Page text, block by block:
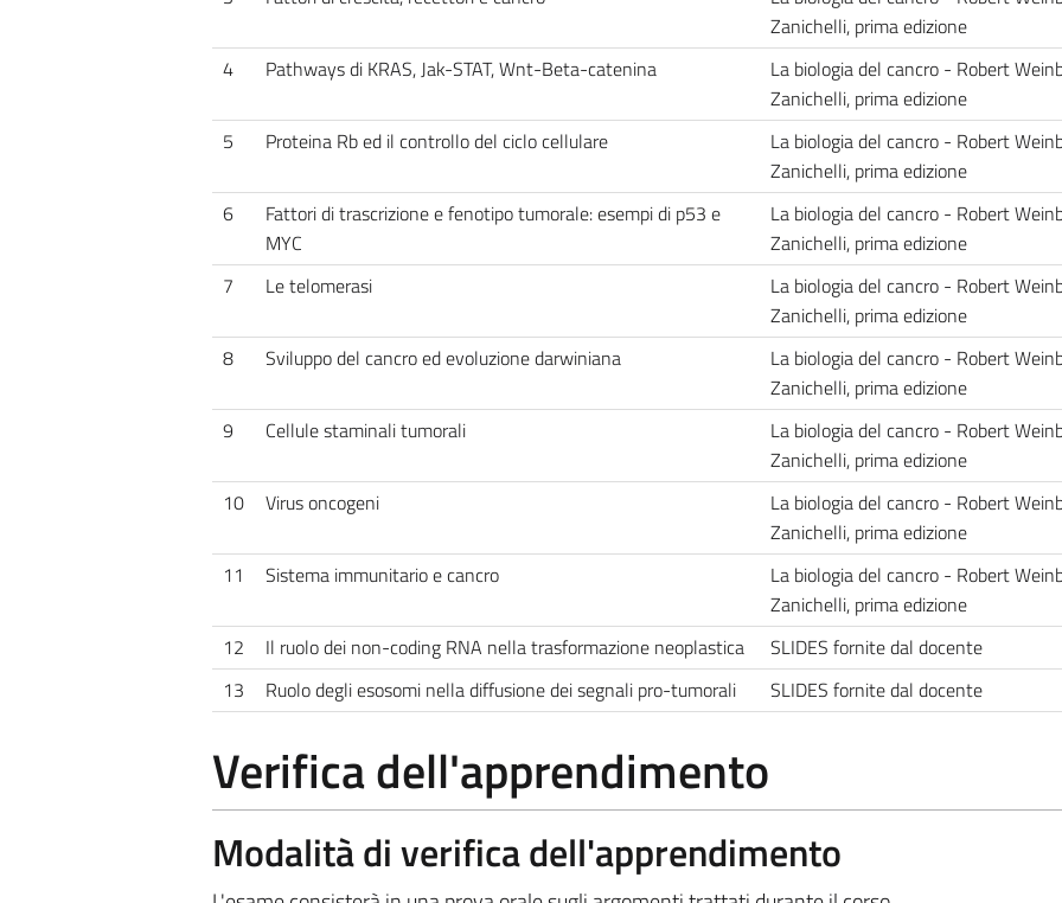
Zanichelli, prima edizione
4
Pathways di KRAS, Jak-STAT, Wnt-Beta-catenina
La biologia del cancro - Robert
Zanichelli, prima edizione
5
Proteina Rb ed il controllo del ciclo cellulare
La biologia del cancro - Robert
Zanichelli, prima edizione
6
Fattori di trascrizione e fenotipo tumorale: esempi di p53 e
MYC
La biologia del cancro - Robert
Zanichelli, prima edizione
7
Le telomerasi
La biologia del cancro - Robert
Zanichelli, prima edizione
8
Sviluppo del cancro ed evoluzione darwiniana
La biologia del cancro - Robert
Zanichelli, prima edizione
9
Cellule staminali tumorali
La biologia del cancro - Robert
Zanichelli, prima edizione
10
Virus oncogeni
La biologia del cancro - Robert
Zanichelli, prima edizione
11
Sistema immunitario e cancro
La biologia del cancro - Robert
Zanichelli, prima edizione
12
Il ruolo dei non-coding RNA nella trasformazione neoplastica
SLIDES fornite dal docente
13
Ruolo degli esosomi nella diffusione dei segnali pro-tumorali SLIDES fornite dal docente
Verifica dell'apprendimento
Modalità di verifica dell'apprendimento